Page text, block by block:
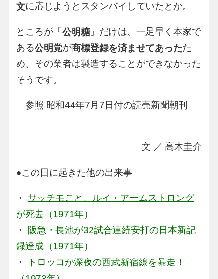
文に応じようとスタンバイしていたとか。
ところが「 公明糖」だけは、一足早く本家で
ある公明党が商標登録を済ませてあったた
め、その業者は製造することができなかった
そうです。
参照 昭和44年7月7日付の読売新聞朝刊
文 ／ 高木圭介
●この日に起きた他の出来事
・ サッチモこと、ルイ・アームストロング
が死去（1971年）
・ 阪急・長池が32試合連続安打の日本新記
録達成（1971年）
・
トロッコが深夜の西武新宿線を暴走！